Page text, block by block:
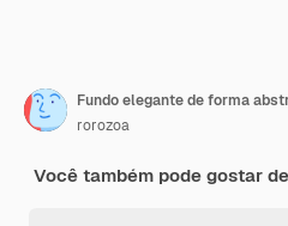
Fundo elegante de forma
rorozoa
Você também pode gostar